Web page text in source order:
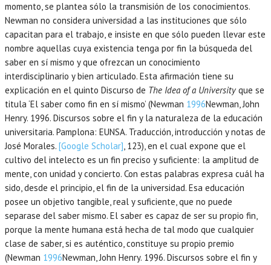
momento, se plantea sólo la transmisión de los conocimientos.
Newman no considera universidad a las instituciones que sólo
capacitan para el trabajo, e insiste en que sólo pueden llevar este
nombre aquellas cuya existencia tenga por fin la búsqueda del
saber en sí mismo y que ofrezcan un conocimiento
interdisciplinario y bien articulado. Esta afirmación tiene su
explicación en el quinto Discurso de The Idea of a University que se
titula ‘El saber como fin en sí mismo’ (Newman 1996Newman,John
Henry. 1996. Discursos sobre el fin y la naturaleza de la educación
universitaria. Pamplona: EUNSA. Traducción, introducción y notas de
José Morales. [Google Scholar], 123), en el cual expone que el
cultivo del intelecto es un fin preciso y suficiente: la amplitud de
mente, con unidad y concierto. Con estas palabras expresa cuál ha
sido, desde el principio, el fin de la universidad. Esa educación
posee un objetivo tangible, real y suficiente, que no puede
separase del saber mismo. El saber es capaz de ser su propio fin,
porque la mente humana está hecha de tal modo que cualquier
clase de saber, si es auténtico, constituye su propio premio
(Newman 1996Newman,John Henry. 1996. Discursos sobre el fin y